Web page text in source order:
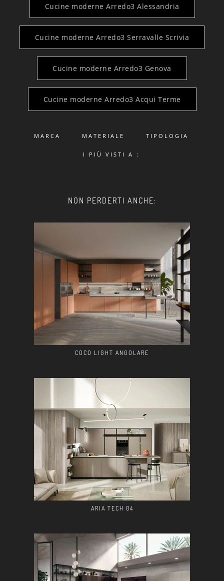
Cucine moderne Arredo3 Alessandria
Cucine moderne Arredo3 Serravalle Scrivia
Cucine moderne Arredo3 Genova
Cucine moderne Arredo3 Acqui Terme
MARCA MATERIALE TIPOLOGIA
I PIÙ VISTI A :
NON PERDERTI ANCHE:
COCO LIGHT ANGOLARE
ARIA TECH 04